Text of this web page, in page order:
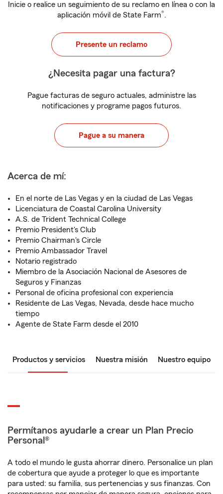
Inicie o realice un seguimiento de su reclamo en línea o con la
aplicación móvil de State Farm®.
Presente un reclamo
¿Necesita pagar una factura?
Pague facturas de seguro actuales, administre las
notificaciones y programe pagos futuros.
Pague a su manera
Acerca de mí:
En el norte de Las Vegas y en la ciudad de Las Vegas
Licenciatura de Coastal Carolina University
A.S. de Trident Technical College
Premio President's Club
Premio Chairman's Circle
Premio Ambassador Travel
Notario registrado
Miembro de la Asociación Nacional de Asesores de
Seguros y Finanzas
Personal de oficina profesional con experiencia
Residente de Las Vegas, Nevada, desde hace mucho
tiempo
Agente de State Farm desde el 2010
Productos y servicios Nuestra misión Nuestro equipo
Permítanos ayudarle a crear un Plan Precio
Personal®
A todo el mundo le gusta ahorrar dinero. Personalice un plan
de cobertura que ayude a proteger lo que es importante
para usted: su familia, sus pertenencias y sus finanzas. Con